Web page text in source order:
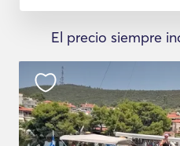
El precio siempre